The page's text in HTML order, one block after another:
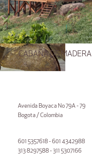
CABAÑA DE MADERA
Avenida Boyaca No 79A - 79
Bogota / Colombia
601 5357618 - 601 4342988
313 8297588 - 311 5307166